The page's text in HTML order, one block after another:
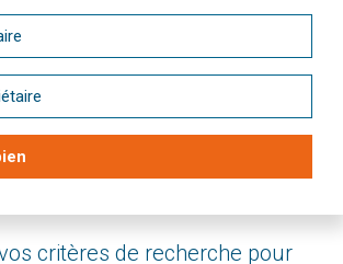
critères de recherche pour